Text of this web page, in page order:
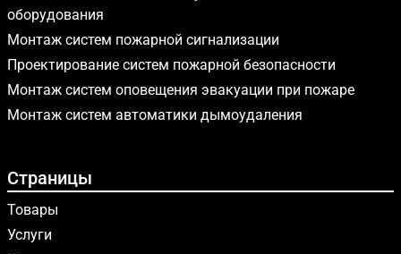
оборудования
Монтаж систем пожарной сигнализации
Проектирование систем пожарной безопасности
Монтаж систем оповещения эвакуации при пожаре
Монтаж систем автоматики дымоудаления
Страницы
Товары
Услуги